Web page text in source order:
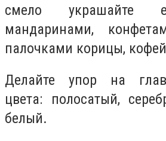
смело украшайте
мандаринами,
палочками корицы,
Делайте упор на
цвета: полосатый,
белый.